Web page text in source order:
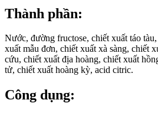
Thành phần:
Nước, đường fructose, chiết xuất táo
xuất mẫu đơn, chiết xuất xà sàng, chiết
cứu, chiết xuất địa hoàng, chiết xuất
tử, chiết xuất hoàng kỳ, acid citric.
Công dụng: